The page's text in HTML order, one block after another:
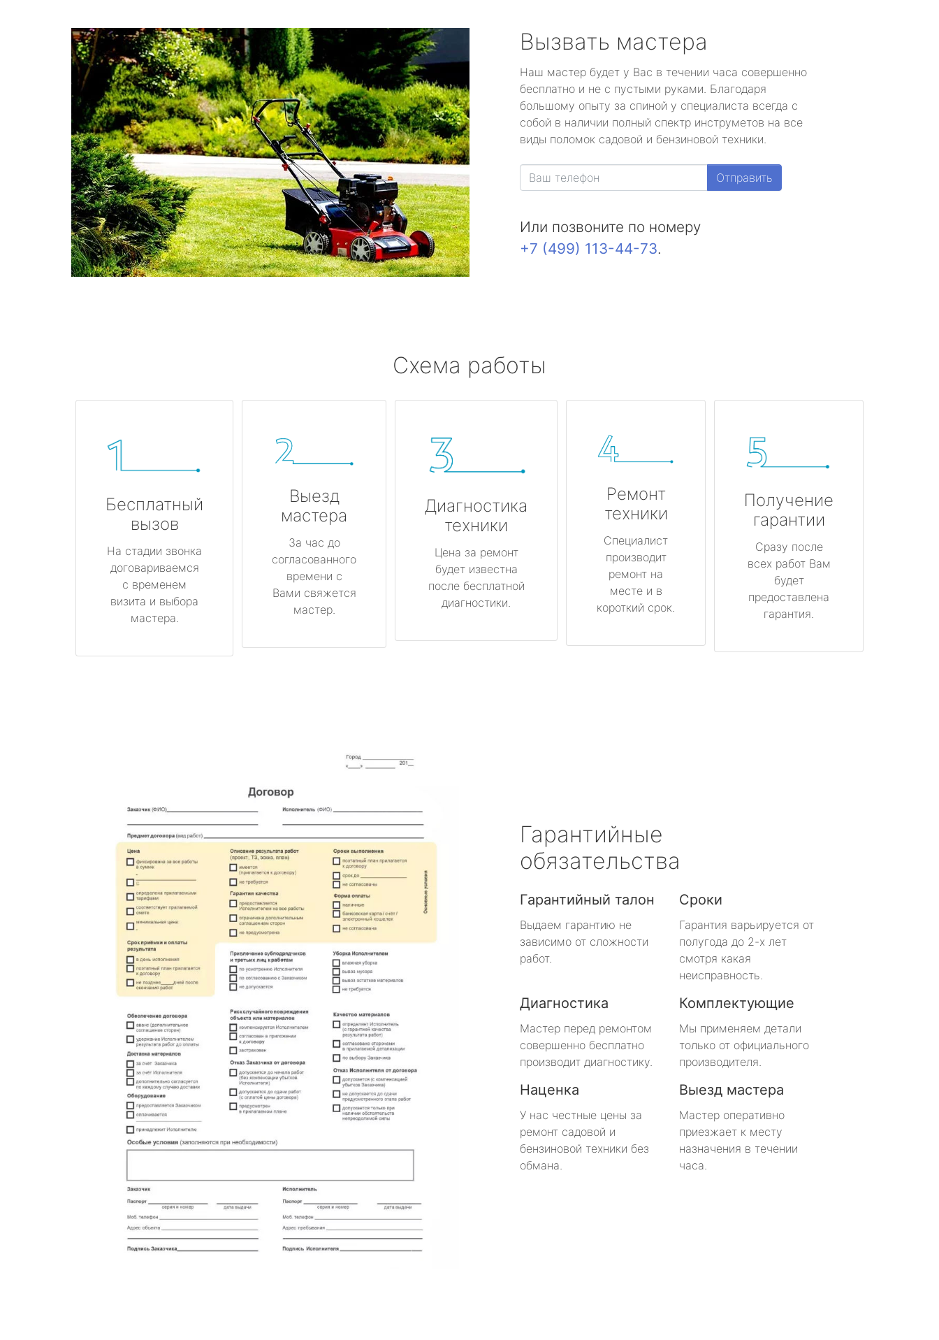
Вызвать мастера
Наш мастер будет у Вас в течении часа совершенно
бесплатно и не с пустыми руками. Благодаря
большому опыту за спиной у специалиста всегда с
собой в наличии полный спектр инструметов на все
виды поломок садовой и бензиновой техники.
Отправить
Или позвоните по номеру
+7 (499) 113-44-73.
Схема работы
Бесплатный
вызов
На стадии звонка
договариваемся
с временем
визита и выбора
мастера.
Выезд
мастера
За час до
согласованного
времени с
Вами свяжется
мастер.
Диагностика
техники
Цена за ремонт
будет известна
после бесплатной
диагностики.
Ремонт
техники
Специалист
производит
ремонт на
месте и в
короткий срок.
Получение
гарантии
Сразу после
всех работ Вам
будет
предоставлена
гарантия.
Гарантийные
обязательства
Гарантийный талон
Выдаем гарантию не
зависимо от сложности
работ.
Сроки
Гарантия варьируется от
полугода до 2-х лет
смотря какая
неисправность.
Диагностика
Мастер перед ремонтом
совершенно бесплатно
производит диагностику.
Комплектующие
Мы применяем детали
только от официального
производителя.
Наценка
У нас честные цены за
ремонт садовой и
бензиновой техники без
обмана.
Выезд мастера
Мастер оперативно
приезжает к месту
назначения в течении
часа.